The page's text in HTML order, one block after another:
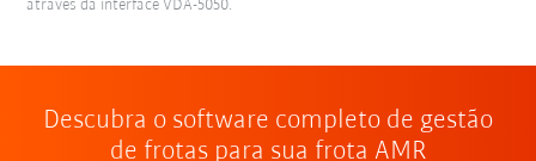
através da interface VDA-5050.
Descubra o software completo de gestão
de frotas para sua frota AMR